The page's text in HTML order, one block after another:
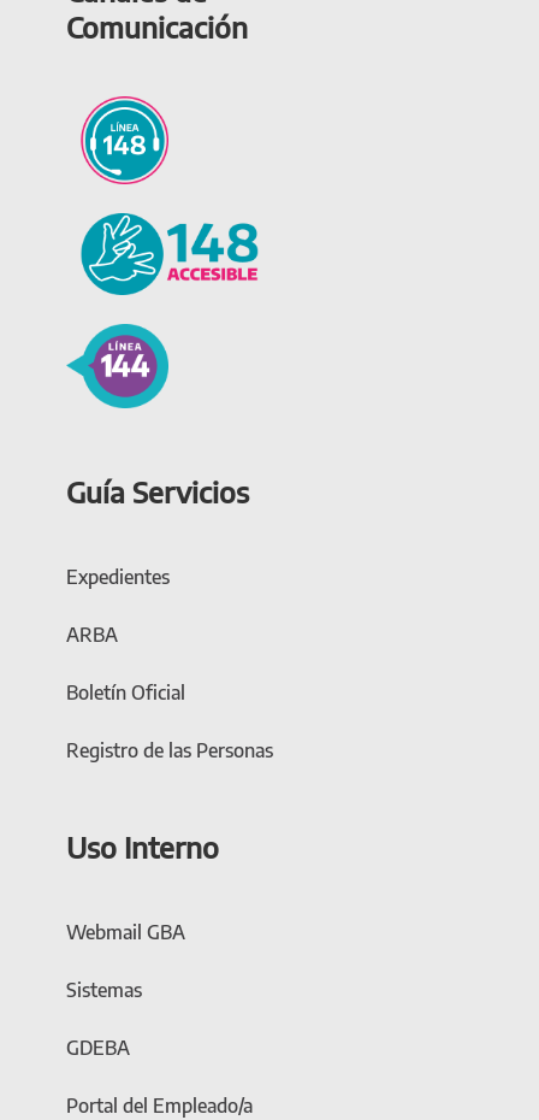
Comunicación
Guía Servicios
Expedientes
ARBA
Boletín Oficial
Registro de las Personas
Uso Interno
Webmail GBA
Sistemas
GDEBA
Portal del Empleado/a